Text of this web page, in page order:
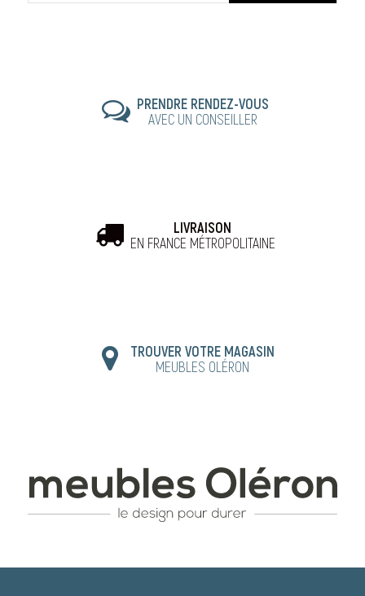
PRENDRE RENDEZ-VOUS
AVEC UN CONSEILLER
LIVRAISON
EN FRANCE MÉTROPOLITAINE
TROUVER VOTRE MAGASIN
MEUBLES OLÉRON